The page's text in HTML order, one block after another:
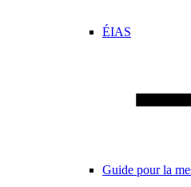
ÉIAS
Guide pour la